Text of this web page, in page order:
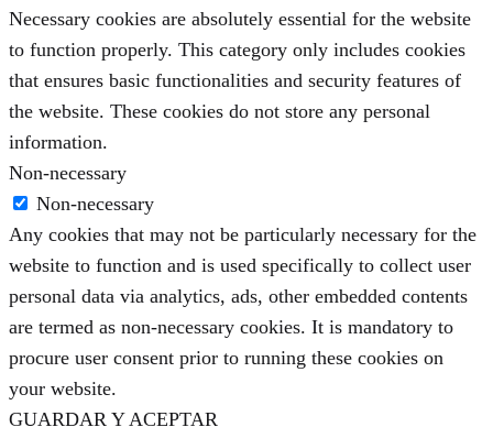
Necessary cookies are absolutely essential for the website
to function properly. This category only includes cookies
that ensures basic functionalities and security features of
the website. These cookies do not store any personal
information.
Non-necessary
Non-necessary
Any cookies that may not be particularly necessary for the
website to function and is used specifically to collect user
personal data via analytics, ads, other embedded contents
are termed as non-necessary cookies. It is mandatory to
procure user consent prior to running these cookies on
your website.
GUARDAR Y ACEPTAR